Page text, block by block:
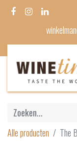
Alle producten The